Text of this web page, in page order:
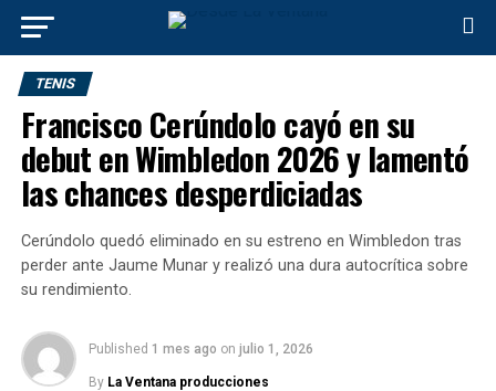
TENIS
Francisco Cerúndolo cayó en su
debut en Wimbledon 2026 y lamentó
las chances desperdiciadas
Cerúndolo quedó eliminado en su estreno en Wimbledon tras
perder ante Jaume Munar y realizó una dura autocrítica sobre
su rendimiento.
Published 1 mes ago on julio 1, 2026
By La Ventana producciones